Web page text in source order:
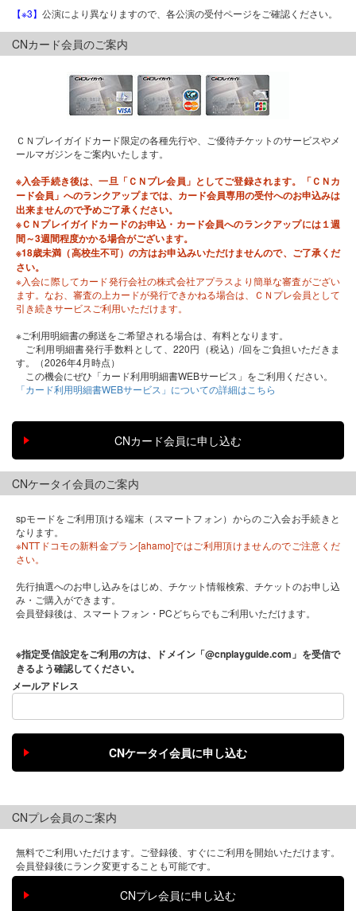
【※3】 公演により異なりますので、各公演の受付ページをご確認ください。
CNカード会員のご案内
ＣＮプレイガイドカード限定の各種先行や、ご優待チケットのサービスやメ
ールマガジンをご案内いたします。
※入会手続き後は、一旦「ＣＮプレ会員」としてご登録されます。「ＣＮカ
ード会員」へのランクアップまでは、カード会員専用の受付へのお申込みは
出来ませんので予めご了承ください。
※ＣＮプレイガイドカードのお申込・カード会員へのランクアップには１週
間～3週間程度かかる場合がございます。
※18歳未満（高校生不可）の方はお申込みいただけませんので、ご了承くだ
さい。
※入会に際してカード発行会社の株式会社アプラスより簡単な審査がござい
ます。なお、審査の上カードが発行できかねる場合は、ＣＮプレ会員として
引き続きサービスご利用いただけます。
※ご利用明細書の郵送をご希望される場合は、有料となります。
ご利用明細書発行手数料として、220円（税込）/回をご負担いただきま
す。（2026年4月時点）
この機会にぜひ「カード利用明細書WEBサービス」をご利用ください。
「カード利用明細書WEBサービス」についての詳細はこちら
CNケータイ会員のご案内
spモードをご利用頂ける端末（スマートフォン）からのご入会お手続きと
なります。
※NTTドコモの新料金プラン[ahamo]ではご利用頂けませんのでご注意くだ
さい。
先行抽選へのお申し込みをはじめ、チケット情報検索、チケットのお申し込
み・ご購入ができます。
会員登録後は、スマートフォン・PCどちらでもご利用いただけます。
※指定受信設定をご利用の方は、ドメイン「@cnplayguide.com」を受信で
きるよう確認してください。
メールアドレス
CNプレ会員のご案内
無料でご利用いただけます。ご登録後、すぐにご利用を開始いただけます。
会員登録後にランク変更することも可能です。